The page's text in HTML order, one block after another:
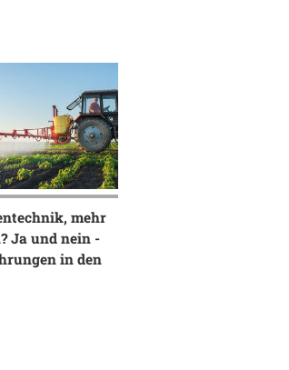
mehr
Ja und nein -
in den